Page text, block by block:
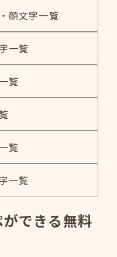
顔文字一覧
一覧
覧
覧
一覧
できる無料